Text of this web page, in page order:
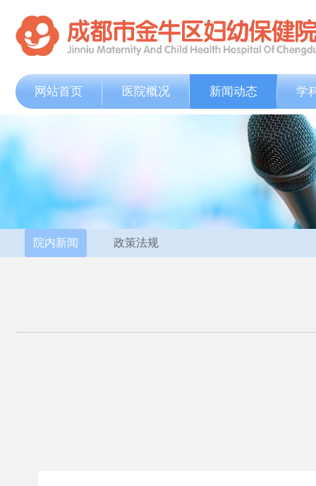
网站首页 医院概况 新闻动态 学
院内新闻 政策法规